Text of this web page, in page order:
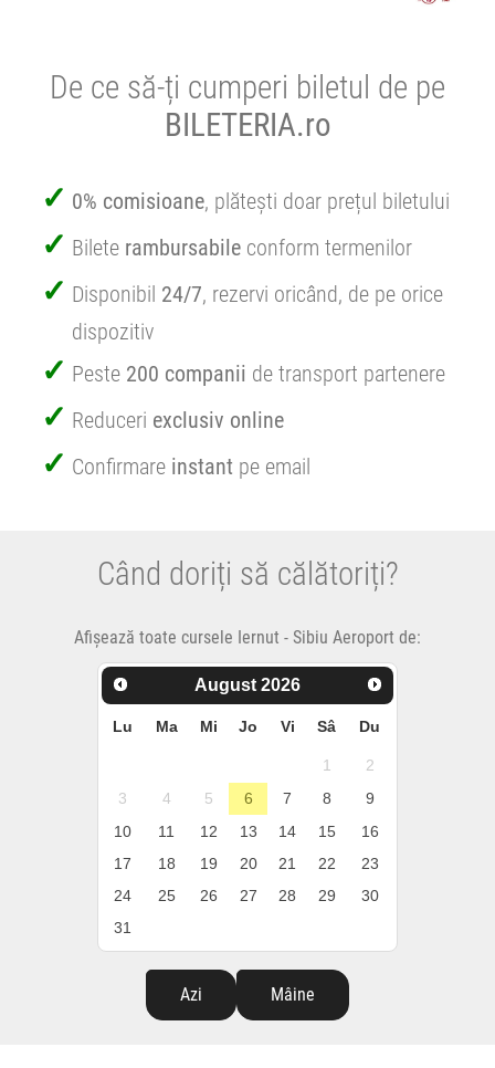
De ce să-ți cumperi biletul de pe
BILETERIA.ro
0% comisioane, plătești doar prețul biletului
Bilete rambursabile conform termenilor
Disponibil 24/7, rezervi oricând, de pe orice
dispozitiv
Peste 200 companii de transport partenere
Reduceri exclusiv online
Confirmare instant pe email
Când doriți să călătoriți?
Afișează toate cursele Iernut - Sibiu Aeroport de:
August 2026
Lu Ma Mi Jo Vi Sâ Du
1
2
3
4 5 6 7 8
9
10
11 12 13 14 15
16
17
18 19 20 21 22
23
24
25 26 27 28 29
30
31
Azi Mâine